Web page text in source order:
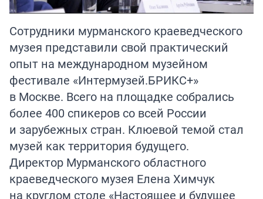
Сотрудники мурманского краеведческого
музея представили свой практический
опыт на международном музейном
фестивале «Интермузей.БРИКС+»
в Москве. Всего на площадке собрались
более 400 спикеров со всей России
и зарубежных стран. Клюевой темой стал
музей как территория будущего.
Директор Мурманского областного
краеведческого музея Елена Химчук
на круглом столе «Настоящее и будущее